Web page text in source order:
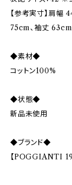
【参考実寸】肩幅
75cm、袖丈 63cm
◆素材◆
コットン100%
◆状態◆
新品未使用
◆ブランド◆
【POGGIANTI